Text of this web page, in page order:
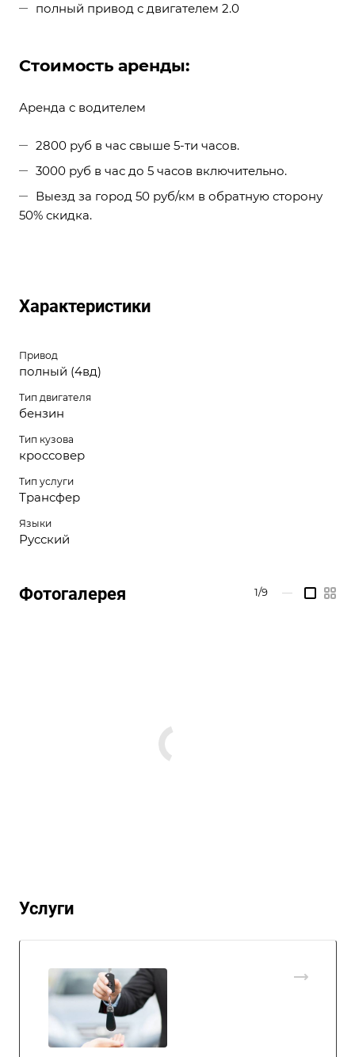
полный привод с двигателем 2.0
Стоимость аренды:
Аренда с водителем
2800 руб в час свыше 5-ти часов.
3000 руб в час до 5 часов включительно.
Выезд за город 50 руб/км в обратную сторону
50% скидка.
Характеристики
Привод
полный (4вд)
Тип двигателя
бензин
Тип кузова
кроссовер
Тип услуги
Трансфер
Языки
Русский
Фотогалерея 1/9 —
Услуги